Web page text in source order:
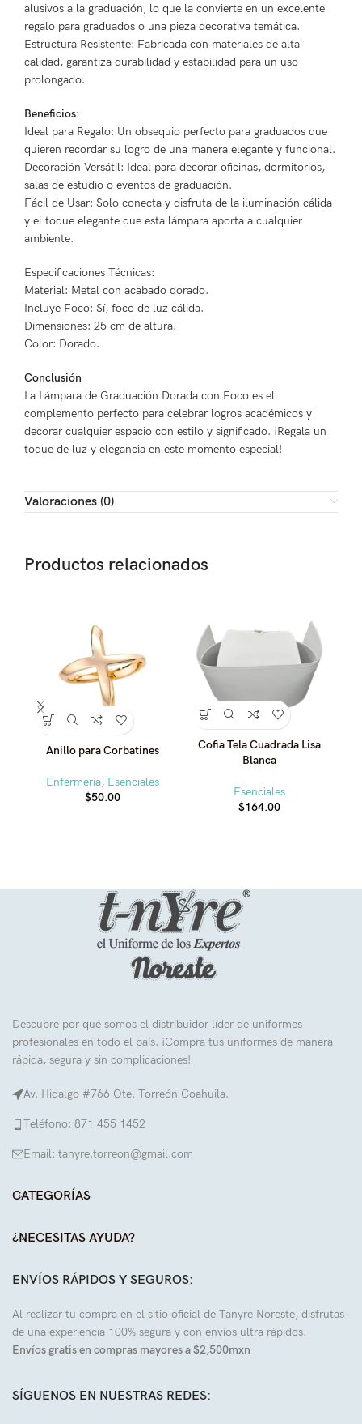
alusivos a la graduación, lo que la convierte en un excelente
regalo para graduados o una pieza decorativa temática.
Estructura Resistente: Fabricada con materiales de alta
calidad, garantiza durabilidad y estabilidad para un uso
prolongado.
Beneficios:
Ideal para Regalo: Un obsequio perfecto para graduados que
quieren recordar su logro de una manera elegante y funcional.
Decoración Versátil: Ideal para decorar oficinas, dormitorios,
salas de estudio o eventos de graduación.
Fácil de Usar: Solo conecta y disfruta de la iluminación cálida
y el toque elegante que esta lámpara aporta a cualquier
ambiente.
Especificaciones Técnicas:
Material: Metal con acabado dorado.
Incluye Foco: Sí, foco de luz cálida.
Dimensiones: 25 cm de altura.
Color: Dorado.
Conclusión
La Lámpara de Graduación Dorada con Foco es el
complemento perfecto para celebrar logros académicos y
decorar cualquier espacio con estilo y significado. ¡Regala un
toque de luz y elegancia en este momento especial!
Valoraciones (0)
Productos relacionados
Anillo para Corbatines
Enfermería, Esenciales
$50.00
Cofia Tela Cuadrada Lisa
Blanca
Esenciales
$164.00
Descubre por qué somos el distribuidor líder de uniformes
profesionales en todo el país. ¡Compra tus uniformes de manera
rápida, segura y sin complicaciones!
Av. Hidalgo #766 Ote. Torreón Coahuila.
Teléfono: 871 455 1452
Email: tanyre.torreon@gmail.com
CATEGORÍAS
¿NECESITAS AYUDA?
ENVÍOS RÁPIDOS Y SEGUROS:
Al realizar tu compra en el sitio oficial de Tanyre Noreste, disfrutas
de una experiencia 100% segura y con envíos ultra rápidos.
Envíos gratis en compras mayores a $2,500mxn
SÍGUENOS EN NUESTRAS REDES: